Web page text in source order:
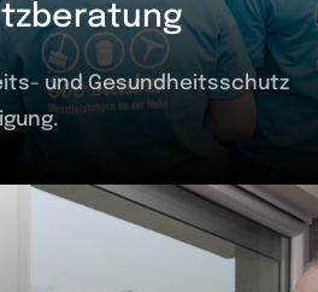
und Gesundheitsschutz